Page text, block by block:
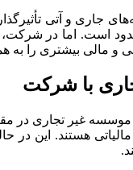
جاری و آتی
است. اما در
مالی بیشتری را به
با شرکت
غیر تجاری در
هستند. این در